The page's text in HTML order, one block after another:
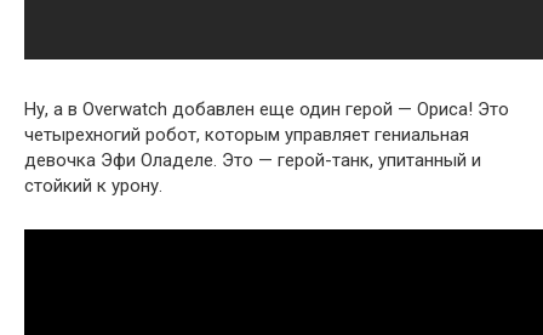
Ну, а в Overwatch добавлен еще один герой — Ориса! Это
четырехногий робот, которым управляет гениальная
девочка Эфи Оладеле. Это — герой-танк, упитанный и
стойкий к урону.